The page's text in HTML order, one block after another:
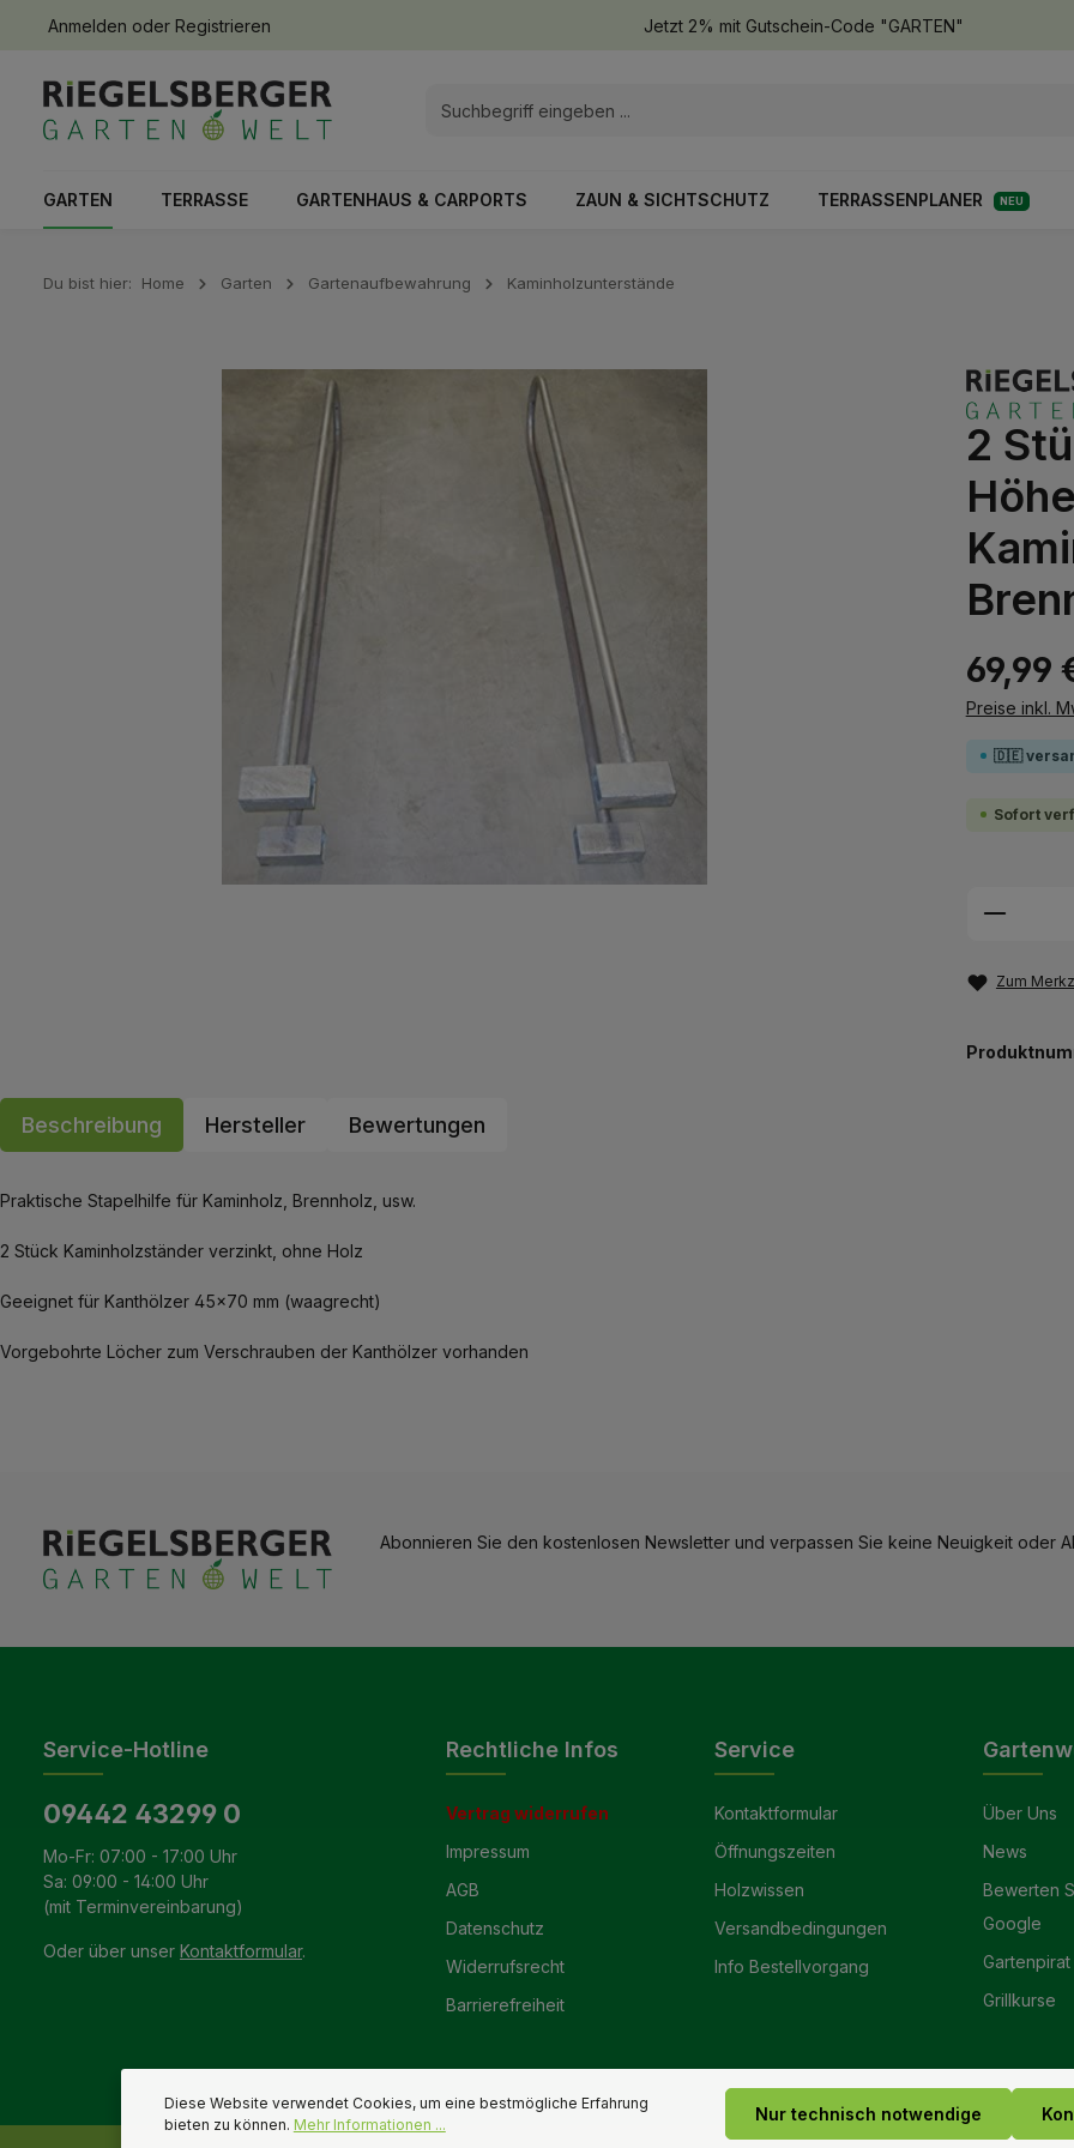
Zur Hauptnavigation springen
Anmelden oder Registrieren Jetzt 2% mit Gutschein-Code "GARTEN"
GARTEN TERRASSE GARTENHAUS & CARPORTS ZAUN & SICHTSCHUTZ TERRASSENPLANER NEU
Du bist hier: Home Garten Gartenaufbewahrung Kaminholzunterstände
2
69,99
Preise inkl.
🇩🇪
Sofort
Zum
Beschreibung Hersteller Bewertungen
Praktische Stapelhilfe für Kaminholz, Brennholz, usw.
2 Stück Kaminholzständer verzinkt, ohne Holz
Geeignet für Kanthölzer 45x70 mm (waagrecht)
Vorgebohrte Löcher zum Verschrauben der Kanthölzer vorhanden
Abonnieren Sie den kostenlosen Newsletter und verpassen Sie keine Neuigkeit oder
Service-Hotline
09442 43299 0
Mo-Fr: 07:00 - 17:00 Uhr
Sa: 09:00 - 14:00 Uhr
(mit Terminvereinbarung)
Oder über unser Kontaktformular.
Rechtliche Infos
Vertrag widerrufen
Impressum
AGB
Datenschutz
Widerrufsrecht
Barrierefreiheit
Service
Kontaktformular
Öffnungszeiten
Holzwissen
Versandbedingungen
Info Bestellvorgang
Über Uns
News
Bewerten
Google
Gartenpirat
Grillkurse
Diese Website verwendet Cookies, um eine bestmögliche Erfahrung
bieten zu können. Mehr Informationen ... Nur technisch notwendige